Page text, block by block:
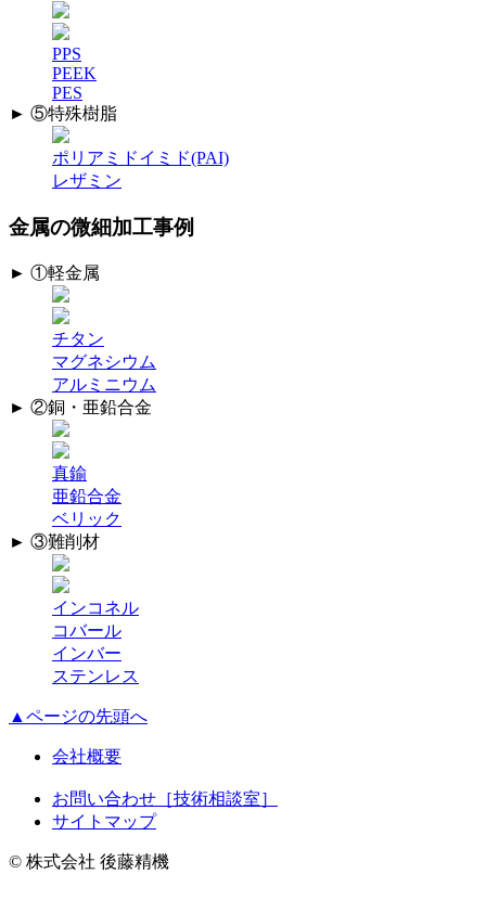
PPS
PEEK
PES
► ⑤特殊樹脂
ポリアミドイミド(PAI)
レザミン
金属の微細加工事例
► ①軽金属
チタン
マグネシウム
アルミニウム
► ②銅・亜鉛合金
真鍮
亜鉛合金
ベリック
► ③難削材
インコネル
コバール
インバー
ステンレス
▲ページの先頭へ
会社概要
お問い合わせ［技術相談室］
サイトマップ
© 株式会社 後藤精機